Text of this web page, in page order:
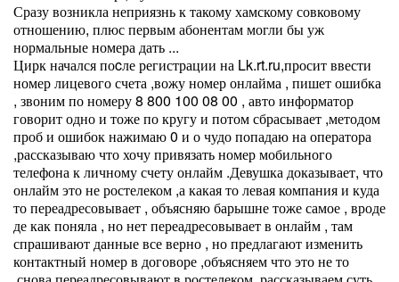
Сразу возникла неприязнь к такому хамскому совковому
отношению, плюс первым абонентам могли бы уж
нормальные номера дать ...
Цирк начался поcле регистрации на Lk.rt.ru,просит ввести
номер лицевого счета ,вожу номер онлайма , пишет ошибка
, звоним по номеру 8 800 100 08 00 , авто информатор
говорит одно и тоже по кругу и потом сбрасывает ,методом
проб и ошибок нажимаю 0 и о чудо попадаю на оператора
,рассказываю что хочу привязать номер мобильного
телефона к личному счету онлайм .Девушка доказывает, что
онлайм это не ростелеком ,а какая то левая компания и куда
то переадресовывает , объясняю барышне тоже самое , вроде
де как поняла , но нет переадресовывает в онлайм , там
спрашивают данные все верно , но предлагают изменить
контактный номер в договоре ,объясняем что это не то